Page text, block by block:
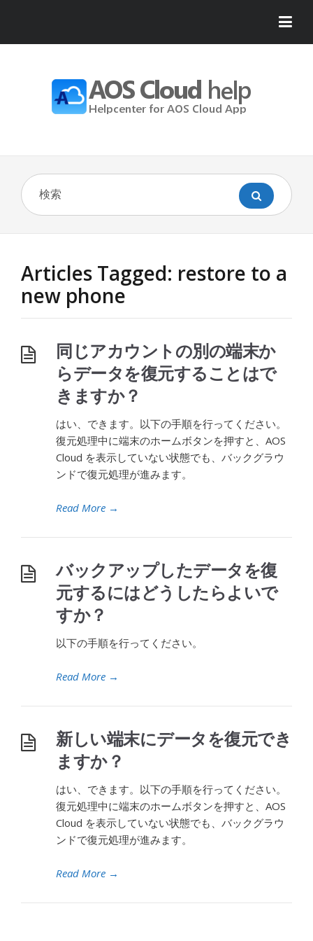
Articles Tagged: restore to a
new phone
同じアカウントの別の端末か
らデータを復元することはで
きますか？
はい、できます。以下の手順を行ってください。
復元処理中に端末のホームボタンを押すと、AOS
Cloud を表示していない状態でも、バックグラウ
ンドで復元処理が進みます。
Read More →
バックアップしたデータを復
元するにはどうしたらよいで
すか？
以下の手順を行ってください。
Read More →
新しい端末にデータを復元でき
ますか？
はい、できます。以下の手順を行ってください。
復元処理中に端末のホームボタンを押すと、AOS
Cloud を表示していない状態でも、バックグラウ
ンドで復元処理が進みます。
Read More →